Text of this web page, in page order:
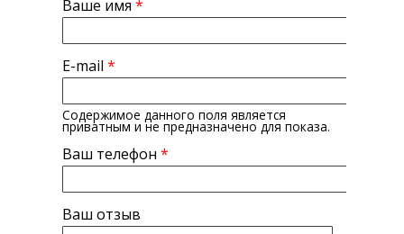
Ваше имя *
E-mail *
Содержимое данного поля является
приватным и не предназначено для показа.
Ваш телефон *
Ваш отзыв